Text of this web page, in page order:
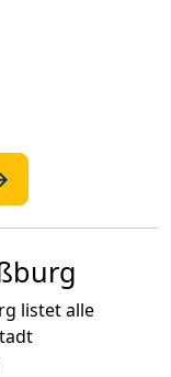
listet alle